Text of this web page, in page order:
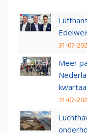
31-07-
Meer
kwartaal
31-07-